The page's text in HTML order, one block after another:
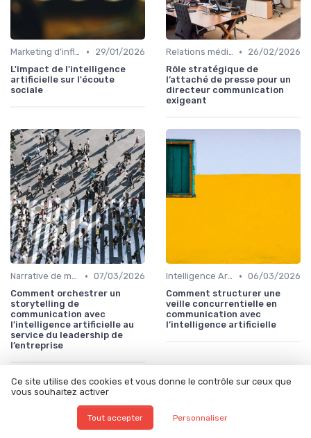
Marketing d’influence & social listening •
29/01/2026
L'impact de l'intelligence
artificielle sur l'écoute
sociale
Relations médias & presse •
26/02/2026
Rôle stratégique de
l’attaché de presse pour un
directeur communication
exigeant
Narrative de marque & storytelling • 07/03/2026
Comment orchestrer un
storytelling de
communication avec
l’intelligence artificielle au
service du leadership de
l’entreprise
Intelligence Artificielle en communication • 06/03/2026
Comment structurer une
veille concurrentielle en
communication avec
l’intelligence artificielle
Ce site utilise des cookies et vous donne le contrôle sur ceux que
vous souhaitez activer
Tout accepter Personnaliser